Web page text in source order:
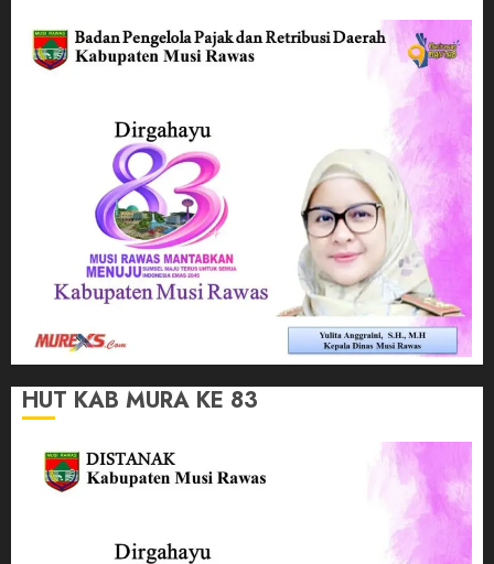
HUT KAB MURA KE 83